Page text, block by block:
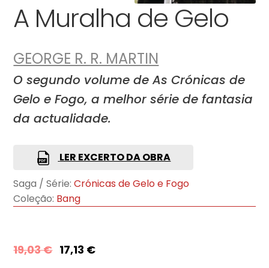
A Muralha de Gelo
GEORGE R. R. MARTIN
O segundo volume de As Crónicas de
Gelo e Fogo, a melhor série de fantasia
da actualidade.
LER EXCERTO DA OBRA
Saga / Série: Crónicas de Gelo e Fogo
Coleção: Bang
19,03€ 17,13 €